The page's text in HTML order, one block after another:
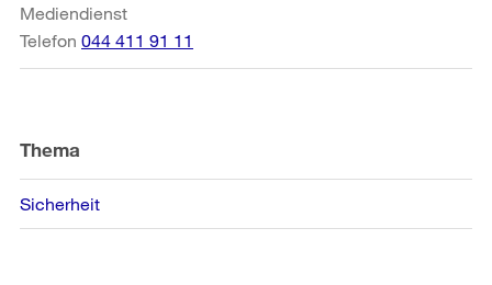
Mediendienst
Telefon 044 411 91 11
Thema
Sicherheit